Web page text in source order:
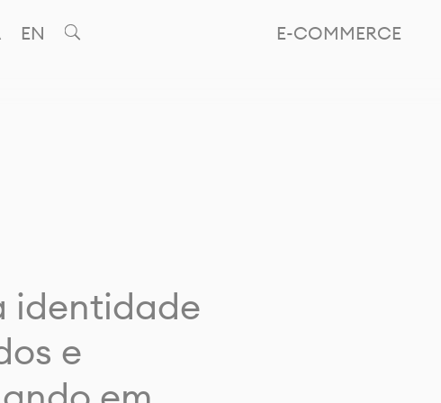
E-COMMERCE
EN
identidade
e